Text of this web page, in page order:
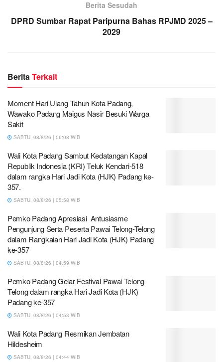
Berita Sesudah
DPRD Sumbar Rapat Paripurna Bahas RPJMD 2025 –
2029
BeritaTerkait
Moment Hari Ulang Tahun Kota Padang,
Wawako Padang Maigus Nasir Besuki Warga
Sakit
SABTU, 08/8/26 | 06:08 WIB
Wali Kota Padang Sambut Kedatangan Kapal
Republik Indonesia (KRI) Teluk Kendari-518
dalam rangka Hari Jadi Kota (HJK) Padang ke-
357.
SABTU, 08/8/26 | 05:58 WIB
Pemko Padang Apresiasi Antusiasme
Pengunjung Serta Peserta Pawai Telong-Telong
dalam Rangkaian Hari Jadi Kota (HJK) Padang
ke-357
SABTU, 08/8/26 | 04:59 WIB
Pemko Padang Gelar Festival Pawai Telong-
Telong dalam rangka Hari Jadi Kota (HJK)
Padang ke-357
SABTU, 08/8/26 | 04:53 WIB
Wali Kota Padang Resmikan Jembatan
Hildesheim
SABTU, 08/8/26 | 04:44 WIB